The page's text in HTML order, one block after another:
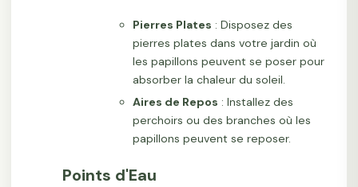
Pierres Plates : Disposez des
pierres plates dans votre jardin où
les papillons peuvent se poser pour
absorber la chaleur du soleil.
Aires de Repos : Installez des
perchoirs ou des branches où les
papillons peuvent se reposer.
Points d'Eau